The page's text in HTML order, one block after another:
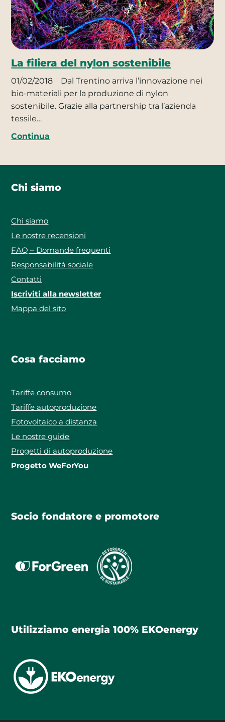
La filiera del nylon sostenibile
01/02/2018
Dal Trentino arriva l’innovazione nei
bio-materiali per la produzione di nylon
sostenibile. Grazie alla partnership tra l’azienda
tessile…
Continua
Chi siamo
Chi siamo
Le nostre recensioni
FAQ – Domande frequenti
Responsabilità sociale
Contatti
Iscriviti alla newsletter
Mappa del sito
Cosa facciamo
Tariffe consumo
Tariffe autoproduzione
Fotovoltaico a distanza
Le nostre guide
Progetti di autoproduzione
Progetto WeForYou
Socio fondatore e promotore
Utilizziamo energia 100% EKOenergy